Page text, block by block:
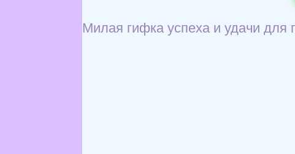
Милая гифка успеха и удачи для